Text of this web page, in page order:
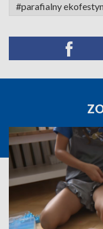
#parafialny